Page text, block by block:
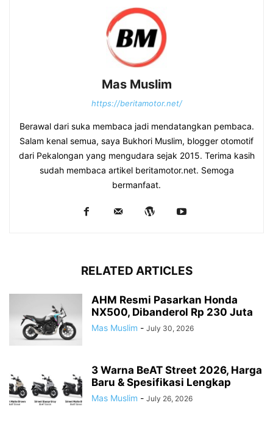
Mas Muslim
https://beritamotor.net/
Berawal dari suka membaca jadi mendatangkan pembaca.
Salam kenal semua, saya Bukhori Muslim, blogger otomotif
dari Pekalongan yang mengudara sejak 2015. Terima kasih
sudah membaca artikel beritamotor.net. Semoga
bermanfaat.
RELATED ARTICLES
AHM Resmi Pasarkan Honda
NX500, Dibanderol Rp 230 Juta
Mas Muslim - July 30, 2026
3 Warna BeAT Street 2026, Harga
Baru & Spesifikasi Lengkap
Mas Muslim - July 26, 2026